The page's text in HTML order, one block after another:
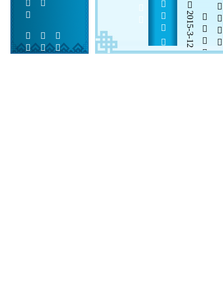
 
2015-3-12